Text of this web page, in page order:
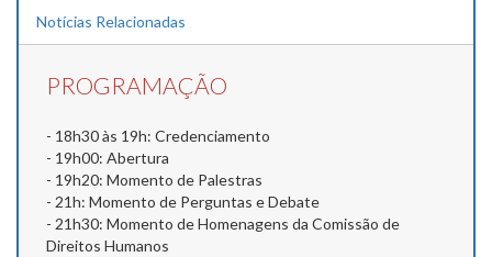
Notícias Relacionadas
PROGRAMAÇÃO
- 18h30 às 19h: Credenciamento
- 19h00: Abertura
- 19h20: Momento de Palestras
- 21h: Momento de Perguntas e Debate
- 21h30: Momento de Homenagens da Comissão de
Direitos Humanos